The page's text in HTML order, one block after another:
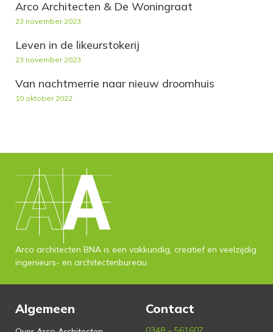
Arco Architecten & De Woningraat
23 november 2023
Leven in de likeurstokerij
23 november 2023
Van nachtmerrie naar nieuw droomhuis
10 oktober 2022
Arco architecten BNA is een vakkundig, creatief en veelzijdig
ingenieurs- en architectenbureau
Algemeen Contact